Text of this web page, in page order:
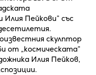
Илия Пейкови” със
скулптор
от „космическата”
Илия Пейков,